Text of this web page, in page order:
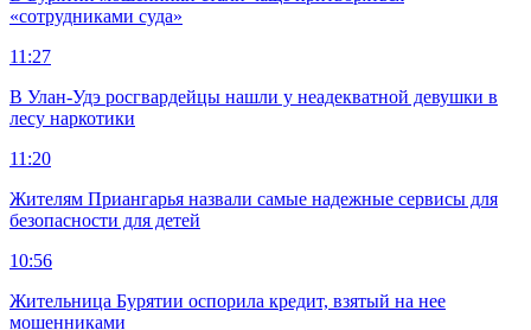
«сотрудниками суда»
11:27
В Улан-Удэ росгвардейцы нашли у неадекватной девушки в
лесу наркотики
11:20
Жителям Приангарья назвали самые надежные сервисы для
безопасности для детей
10:56
Жительница Бурятии оспорила кредит, взятый на нее
мошенниками